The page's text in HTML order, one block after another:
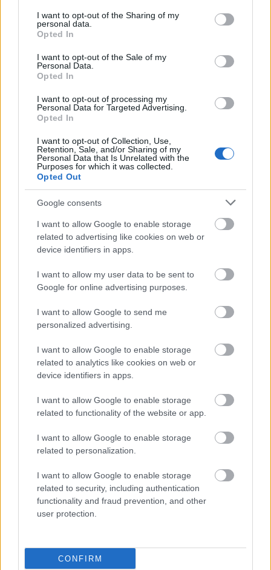
not limited to your visit or usage behaviour. You may click to
grant or deny consent to Google and its third-party tags to
use your data for below specified purposes in below Google
consent section.
I want to opt-out of the Sharing of my
personal data.
Opted In
I want to opt-out of the Sale of my
Personal Data.
Opted In
I want to opt-out of processing my
Personal Data for Targeted Advertising.
Opted In
I want to opt-out of Collection, Use,
Retention, Sale, and/or Sharing of my
Personal Data that Is Unrelated with the
Purposes for which it was collected.
Opted Out
Google consents
I want to allow Google to enable storage
related to advertising like cookies on web or
device identifiers in apps.
I want to allow my user data to be sent to
Google for online advertising purposes.
I want to allow Google to send me
personalized advertising.
I want to allow Google to enable storage
related to analytics like cookies on web or
device identifiers in apps.
I want to allow Google to enable storage
related to functionality of the website or app.
I want to allow Google to enable storage
related to personalization.
I want to allow Google to enable storage
related to security, including authentication
functionality and fraud prevention, and other
user protection.
CONFIRM
Vatera...
arthurthedent•2025. március 15.
Apám, hogy ez mekkora kupac ganaj már, erre nincs
szó. Komolyan mondom az embernek eláll az agya,
hogy hogyan juthatunk idáig Európa közepén a 21.
Trump... álmos lila kavalkád
dúdolgat
Szóval, hogy mennyire is ostoba ez a Trump gyerek.
Itt egy idézet tőle...
Próbáljuk meg követni a gondolatmenetét, rá fogunk
jönni, hogy ez ...